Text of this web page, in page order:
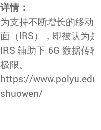
详情：
为支持不断增长的移动
面（IRS），即被认为
IRS 辅助下 6G 数据传
极限。
https://
shuowen/